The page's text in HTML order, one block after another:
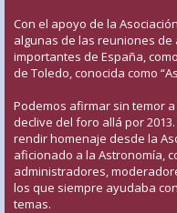
Con el apoyo de la
algunas de las reuniones
importantes de España,
de Toledo, conocida como
Podemos afirmar sin temor
declive del foro allá por
rendir homenaje desde la
aficionado a la Astronomía,
administradores,
los que siempre ayudaba
temas.